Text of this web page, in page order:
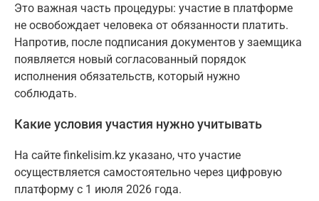
Это важная часть процедуры: участие в платформе
не освобождает человека от обязанности платить.
Напротив, после подписания документов у заемщика
появляется новый согласованный порядок
исполнения обязательств, который нужно
соблюдать.
Какие условия участия нужно учитывать
На сайте finkelisim.kz указано, что участие
осуществляется самостоятельно через цифровую
платформу с 1 июля 2026 года.